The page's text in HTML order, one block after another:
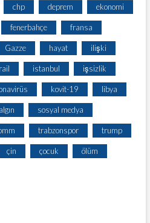
chp deprem ekonomi
fenerbahçe fransa
Gazze hayat ilişki
istanbul işsizlik
kovit-19 libya
sosyal medya
trabzonspor trump
çin çocuk ölüm